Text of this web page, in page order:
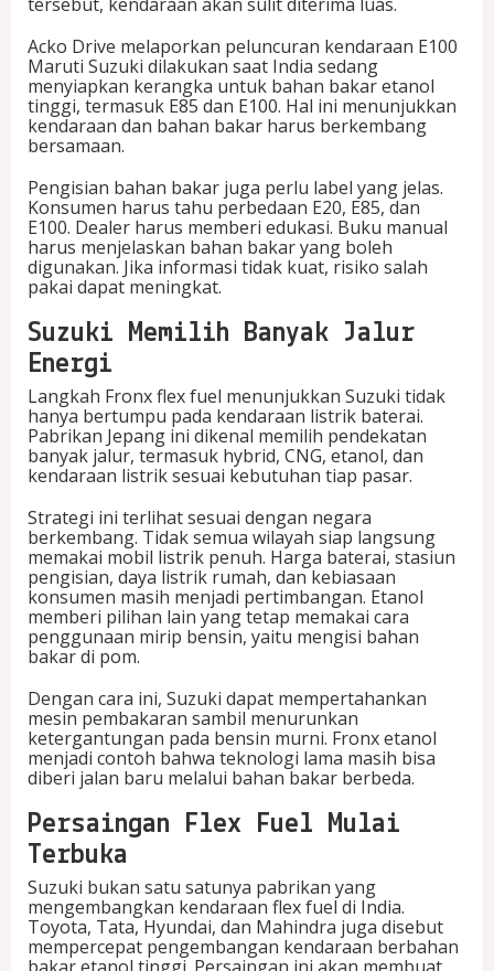
Acko Drive melaporkan peluncuran kendaraan E100
Maruti Suzuki dilakukan saat India sedang
menyiapkan kerangka untuk bahan bakar etanol
tinggi, termasuk E85 dan E100. Hal ini menunjukkan
kendaraan dan bahan bakar harus berkembang
bersamaan.
Pengisian bahan bakar juga perlu label yang jelas.
Konsumen harus tahu perbedaan E20, E85, dan
E100. Dealer harus memberi edukasi. Buku manual
harus menjelaskan bahan bakar yang boleh
digunakan. Jika informasi tidak kuat, risiko salah
pakai dapat meningkat.
Suzuki Memilih Banyak Jalur
Energi
Langkah Fronx flex fuel menunjukkan Suzuki tidak
hanya bertumpu pada kendaraan listrik baterai.
Pabrikan Jepang ini dikenal memilih pendekatan
banyak jalur, termasuk hybrid, CNG, etanol, dan
kendaraan listrik sesuai kebutuhan tiap pasar.
Strategi ini terlihat sesuai dengan negara
berkembang. Tidak semua wilayah siap langsung
memakai mobil listrik penuh. Harga baterai, stasiun
pengisian, daya listrik rumah, dan kebiasaan
konsumen masih menjadi pertimbangan. Etanol
memberi pilihan lain yang tetap memakai cara
penggunaan mirip bensin, yaitu mengisi bahan
bakar di pom.
Dengan cara ini, Suzuki dapat mempertahankan
mesin pembakaran sambil menurunkan
ketergantungan pada bensin murni. Fronx etanol
menjadi contoh bahwa teknologi lama masih bisa
diberi jalan baru melalui bahan bakar berbeda.
Persaingan Flex Fuel Mulai
Terbuka
Suzuki bukan satu satunya pabrikan yang
mengembangkan kendaraan flex fuel di India.
Toyota, Tata, Hyundai, dan Mahindra juga disebut
mempercepat pengembangan kendaraan berbahan